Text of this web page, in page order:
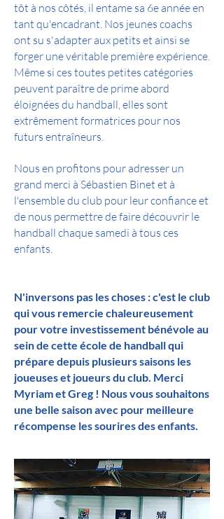
tôt à nos côtés, il entame sa 6e année en
tant qu'encadrant. Nos jeunes coachs
ont su s'adapter aux petits et ainsi se
forger une véritable première expérience.
Même si ces toutes petites catégories
peuvent paraître de prime abord
éloignées du handball, elles sont
extrêmement formatrices pour nos
futurs entraîneurs.
Nous en profitons pour adresser un
grand merci à Sébastien Binet et à
l'ensemble du club pour leur confiance et
de nous permettre de faire découvrir le
handball chaque samedi à tous ces
enfants.
N'inversons pas les choses : c'est le club
qui vous remercie chaleureusement
pour votre investissement bénévole au
sein de cette école de handball qui
prépare depuis plusieurs saisons les
joueuses et joueurs du club. Merci
Myriam et Greg ! Nous vous souhaitons
une belle saison avec pour meilleure
récompense les sourires des enfants.